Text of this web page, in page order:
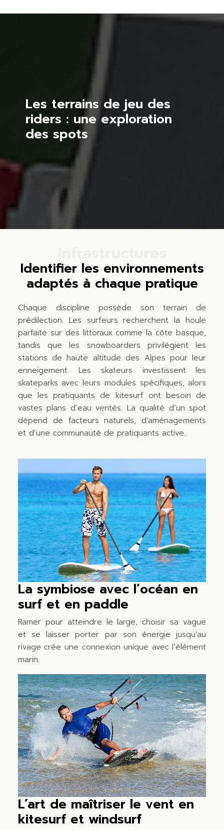
Les terrains de jeu des
riders : une exploration
des spots
Identifier les environnements
adaptés à chaque pratique
Chaque discipline possède son terrain de
prédilection. Les surfeurs recherchent la houle
parfaite sur des littoraux comme la côte basque,
tandis que les snowboarders privilégient les
stations de haute altitude des Alpes pour leur
enneigement. Les skateurs investissent les
skateparks avec leurs modules spécifiques, alors
que les pratiquants de kitesurf ont besoin de
vastes plans d’eau ventés. La qualité d’un spot
dépend de facteurs naturels, d’aménagements
et d’une communauté de pratiquants active.
La symbiose avec l’océan en
surf et en paddle
Ramer pour atteindre le large, choisir sa vague
et se laisser porter par son énergie jusqu’au
rivage crée une connexion unique avec l’élément
marin.
L’art de maîtriser le vent en
kitesurf et windsurf